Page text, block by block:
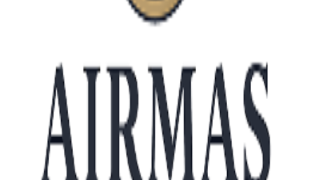
sistem berbasis cloud.
banyak digunakan karena memungkinkan
perusahaan mengakses data dan aplikasi secara
online tanpa harus bergantung sepenuhnya pada
perangkat fisik lokal.
Cara kerja cloud computing memungkinkan